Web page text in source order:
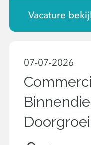
Vacature
07-07-2026